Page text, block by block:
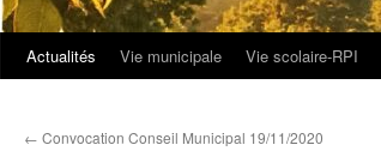
Aller
contenu
Actualités Vie municipale Vie scolaire-RPI
← Convocation Conseil Municipal 19/11/2020